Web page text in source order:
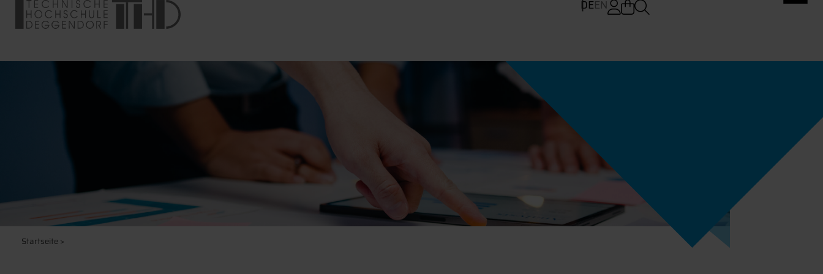
DEEN
Startseite>